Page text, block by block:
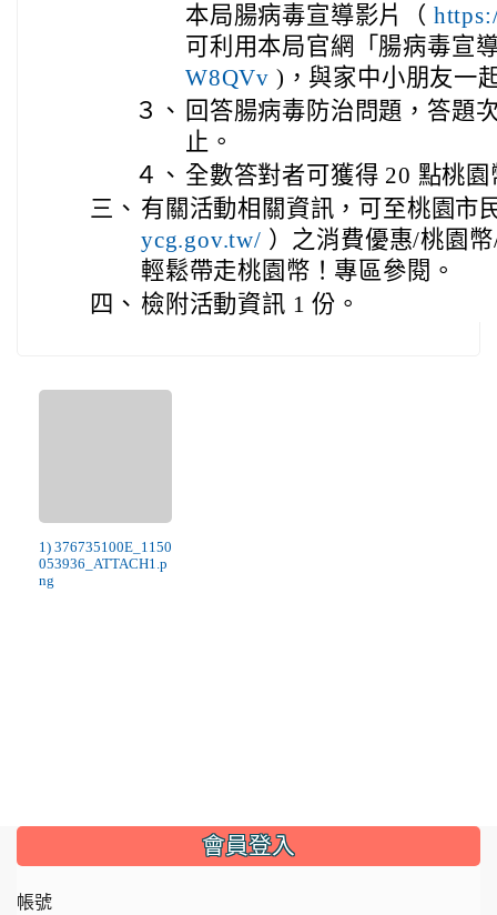
本局腸病毒宣導影片（
可利用本局官網「腸病毒宣
W8QVv )，與家中小朋友一
３、 回答腸病毒防治問題，答題
止。
４、 全數答對者可獲得 20 點桃園
三、 有關活動相關資訊，可至桃園市
ycg.gov.tw/ ）之消費優惠/桃園
輕鬆帶走桃園幣！專區參閱。
四、 檢附活動資訊 1 份。
1) 376735100E_1150
053936_ATTACH1.p
ng
::: 會員登入
帳號